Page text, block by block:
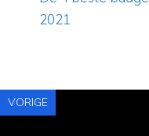
2021
VORIGE